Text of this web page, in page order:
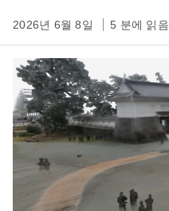
2026년 6월 8일 5 분에 읽음